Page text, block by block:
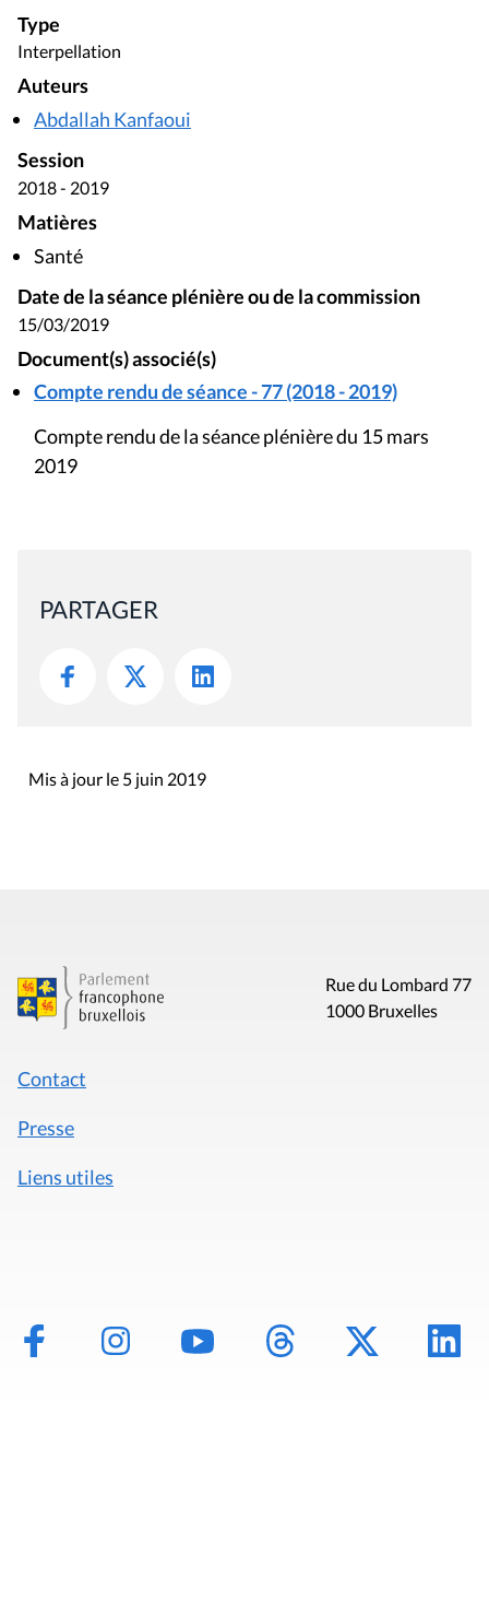
Type
Interpellation
Auteurs
Abdallah Kanfaoui
Session
2018 - 2019
Matières
Santé
Date de la séance plénière ou de la commission
15/03/2019
Document(s) associé(s)
Compte rendu de séance - 77 (2018 - 2019)
Compte rendu de la séance plénière du 15 mars
2019
PARTAGER
Mis à jour le 5 juin 2019
Rue du Lombard 77
1000 Bruxelles
Contact
Presse
Liens utiles